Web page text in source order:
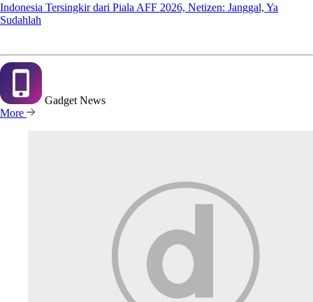
Indonesia Tersingkir dari Piala AFF 2026, Netizen: Janggal, Ya
Sudahlah
Gadget News
More